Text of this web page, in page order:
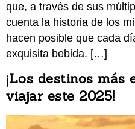
que, a través de sus
cuenta la historia de los
hacen posible que cada
exquisita bebida. […]
¡Los destinos más
viajar este 2025!